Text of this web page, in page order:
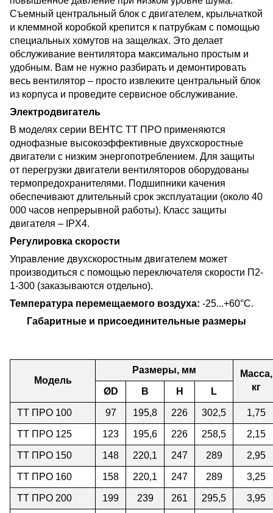
Съемный центральный блок с двигателем, крыльчаткой
и клеммной коробкой крепится к патрубкам с помощью
специальных хомутов на защелках. Это делает
обслуживание вентилятора максимально простым и
удобным. Вам не нужно разбирать и демонтировать
весь вентилятор – просто извлеките центральный блок
из корпуса и проведите сервисное обслуживание.
Электродвигатель
В моделях серии ВЕНТС ТТ ПРО применяются
однофазные высокоэффективные двухскоростные
двигатели с низким энергопотреблением. Для защиты
от перегрузки двигатели вентиляторов оборудованы
термопредохранителями. Подшипники качения
обеспечивают длительный срок эксплуатации (около 40
000 часов непрерывной работы). Класс защиты
двигателя – IPX4.
Регулировка скорости
Управление двухскоростным двигателем может
производиться с помощью переключателя скорости П2-
1-300 (заказываются отдельно).
Температура перемещаемого воздуха: -25...+60°С.
Габаритные и присоединительные размеры
Модель
Размеры, мм
Масса,
кг
ØD B H L
ТТ ПРО 100 97 195,8 226 302,5 1,75
ТТ ПРО 125 123 195,6 226 258,5 2,15
ТТ ПРО 150 148 220,1 247 289 2,95
ТТ ПРО 160 158 220,1 247 289 3,25
ТТ ПРО 200 199 239 261 295,5 3,95